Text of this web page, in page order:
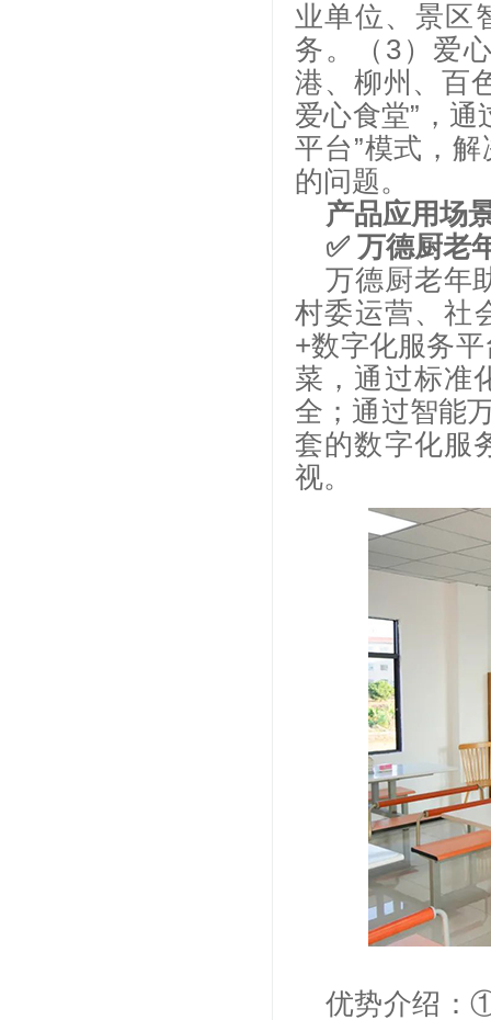
业单位、景区
务。（3）爱
港、柳州、百
爱心食堂”，
平台”模式，
的问题。
产品应用场
✅ 万德厨老
万德厨老年
村委运营、社
+数字化服务
菜，通过标准
全；通过智能
套的数字化服
视。
优势介绍：